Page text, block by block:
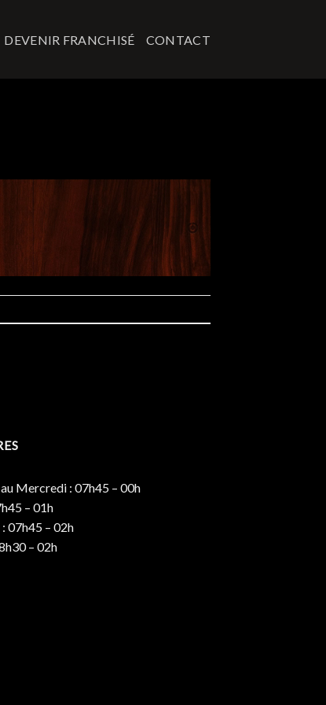
DEVENIR FRANCHISÉ CONTACT
Mercredi : 07h45 – 00h
– 01h
07h45 – 02h
– 02h